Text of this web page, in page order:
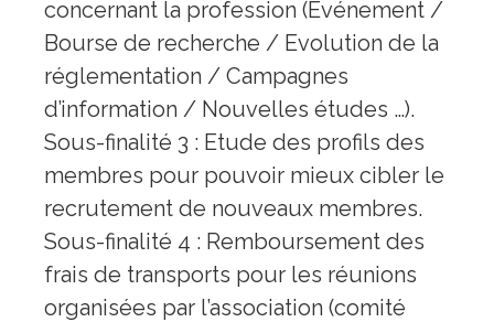
concernant la profession (Evénement /
Bourse de recherche / Evolution de la
réglementation / Campagnes
d’information / Nouvelles études …).
Sous-finalité 3 : Etude des profils des
membres pour pouvoir mieux cibler le
recrutement de nouveaux membres.
Sous-finalité 4 : Remboursement des
frais de transports pour les réunions
organisées par l’association (comité